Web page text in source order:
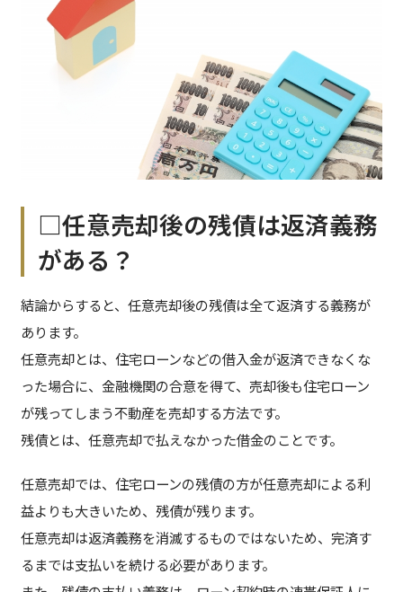
□任意売却後の残債は返済義務
がある？
結論からすると、任意売却後の残債は全て返済する義務が
あります。
任意売却とは、住宅ローンなどの借入金が返済できなくな
った場合に、金融機関の合意を得て、売却後も住宅ローン
が残ってしまう不動産を売却する方法です。
残債とは、任意売却で払えなかった借金のことです。
任意売却では、住宅ローンの残債の方が任意売却による利
益よりも大きいため、残債が残ります。
任意売却は返済義務を消滅するものではないため、完済す
るまでは支払いを続ける必要があります。